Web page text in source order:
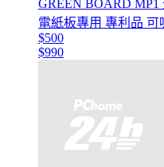
GREEN BOARD MP1
電紙板專用 專利品
$500
$990